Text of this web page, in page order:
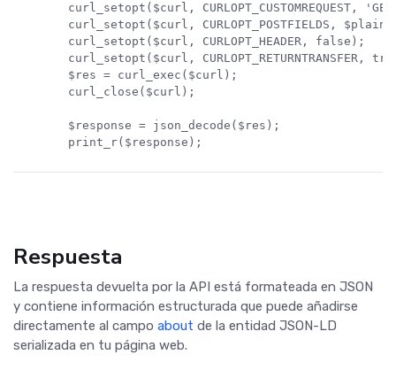
curl_setopt($curl, CURLOPT_CUSTOMREQUEST,
curl_setopt($curl, CURLOPT_POSTFIELDS,
curl_setopt($curl, CURLOPT_HEADER, false);
curl_setopt($curl, CURLOPT_RETURNTRANSFER,
$res = curl_exec($curl);
curl_close($curl);
$response = json_decode($res);
print_r($response);
Respuesta
La respuesta devuelta por la API está formateada en JSON
y contiene información estructurada que puede añadirse
directamente al campo about de la entidad JSON-LD
serializada en tu página web.